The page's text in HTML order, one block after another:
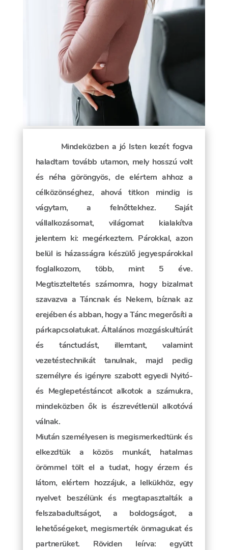
Mindeközben a jó Isten kezét fogva
haladtam tovább utamon, mely hosszú volt
és néha göröngyös, de elértem ahhoz a
célközönséghez, ahová titkon mindig is
vágytam, a felnőttekhez. Saját
vállalkozásomat, világomat kialakítva
jelentem ki: megérkeztem. Párokkal, azon
belül is házasságra készülő jegyespárokkal
foglalkozom, több, mint 5 éve.
Megtiszteltetés számomra, hogy bizalmat
szavazva a Táncnak és Nekem, bíznak az
erejében és abban, hogy a Tánc megerősíti a
párkapcsolatukat. Általános mozgáskultúrát
és tánctudást, illemtant, valamint
vezetéstechnikát tanulnak, majd pedig
személyre és igényre szabott egyedi Nyitó-
és Meglepetéstáncot alkotok a számukra,
mindeközben ők is észrevétlenül alkotóvá
válnak.
Miután személyesen is megismerkedtünk és
elkezdtük a közös munkát, hatalmas
örömmel tölt el a tudat, hogy érzem és
látom, elértem hozzájuk, a lelkükhöz, egy
nyelvet beszélünk és megtapasztalták a
felszabadultságot, a boldogságot, a
lehetőségeket, megismerték önmagukat és
partnerüket. Röviden leírva: együtt